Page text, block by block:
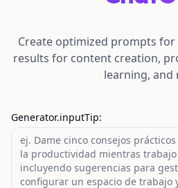
Create optimized prompts for
results for content creation,
learning, and
Generator.inputTip: